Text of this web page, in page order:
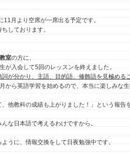
月より空席が一席出る予定です。
しております。
室の方に、
が入会して5回のレッスンを終えました。
詞が分かり、主語、目的語、修飾語を見極める
から英語学習を始めるので、本当に楽しみな生
、他教科の成績も上がりました！」という報告
な日本語で考えるわけですから。
うに、情報交換をして日夜勉強中です。